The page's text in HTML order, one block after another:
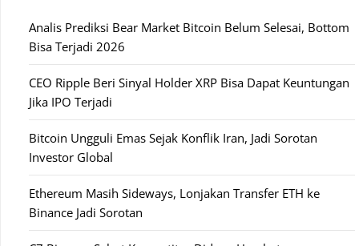
Analis Prediksi Bear Market Bitcoin Belum Selesai, Bottom
Bisa Terjadi 2026
CEO Ripple Beri Sinyal Holder XRP Bisa Dapat Keuntungan
Jika IPO Terjadi
Bitcoin Ungguli Emas Sejak Konflik Iran, Jadi Sorotan
Investor Global
Ethereum Masih Sideways, Lonjakan Transfer ETH ke
Binance Jadi Sorotan